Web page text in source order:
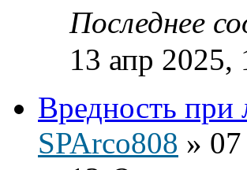
Последнее
13 апр 2025,
Вредность при
SPArco808 »